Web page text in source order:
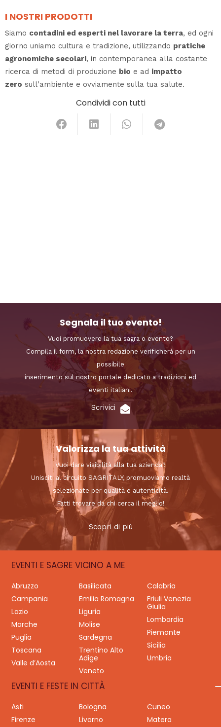
I NOSTRI PRODOTTI
Siamo contadini ed esperti nel lavorare la terra, ed ogni
giorno uniamo cultura e tradizione, utilizzando pratiche
agronomiche secolari, in contemporanea alla costante
ricerca di metodi di produzione bio e ad impatto
zero sull’ambiente e ovviamente sulla tua salute.
Condividi con tutti
Segnala il tuo evento!
Vuoi promuovere la tua sagra o evento?
Compila il form, la nostra redazione verificherà per un
possibile
inserimento sul nostro portale dedicato a tradizioni ed
eventi italiani.
Scrivici
Valorizza la tua attività
Vuoi dare visibilità alla tua azienda?
Unisciti al circuito SAGRITALY, promuoviamo realtà
selezionate per qualità e autenticità.
Fatti trovare da chi cerca il meglio!
Scopri di più
EVENTI E SAGRE VICINO A ME
Abruzzo Basilicata
Calabria
Campania
Emilia Romagna
Friuli Venezia
Giulia
Lazio
Liguria
Lombardia
Marche
Molise
Piemonte
Puglia
Sardegna
Sicilia
Toscana
Trentino Alto
Adige
Umbria
Valle d’Aosta
Veneto
EVENTI E FESTE IN CITTÀ
Asti Bologna
Cuneo
Firenze
Livorno
Matera